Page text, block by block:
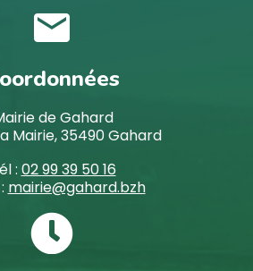


de Gahard
Mairie, 35490 Gahard
: 02 99 39 50 16
mairie@gahard.bzh

